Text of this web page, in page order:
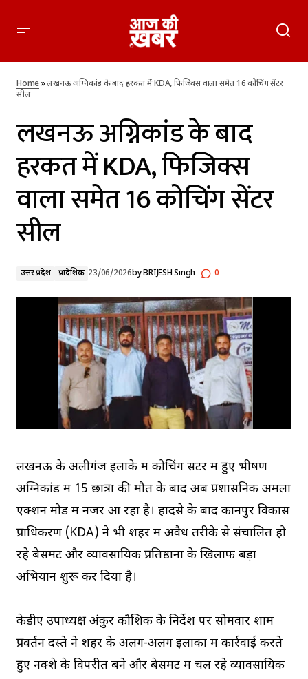
सेंटर सील
Home»लखनऊ अग्निकांड के बाद हरकत में KDA, फिजिक्स वाला समेत 16 कोचिंग सेंटर
सील
लखनऊ अग्निकांड के बाद
हरकत में KDA, फिजिक्स
वाला समेत 16 कोचिंग सेंटर
सील
उत्तर प्रदेश प्रादेशिक 23/06/2026byBRIJESH Singh 0
लखनऊ के अलीगंज इलाके में कोचिंग सेंटर में हुए भीषण
अग्निकांड में 15 छात्रों की मौत के बाद अब प्रशासनिक अमला
एक्शन मोड में नजर आ रहा है। हादसे के बाद कानपुर विकास
प्राधिकरण (KDA) ने भी शहर में अवैध तरीके से संचालित हो
रहे बेसमेंट और व्यावसायिक प्रतिष्ठानों के खिलाफ बड़ा
अभियान शुरू कर दिया है।
केडीए उपाध्यक्ष अंकुर कौशिक के निर्देश पर सोमवार शाम
प्रवर्तन दस्ते ने शहर के अलग-अलग इलाकों में कार्रवाई करते
हुए नक्शे के विपरीत बने और बेसमेंट में चल रहे व्यावसायिक